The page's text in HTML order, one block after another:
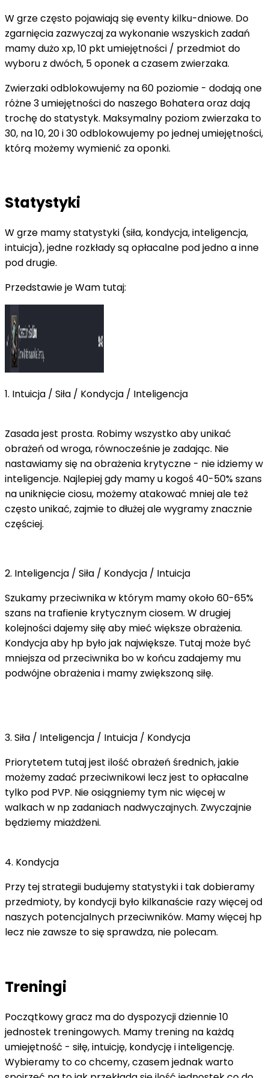
W grze często pojawiają się eventy kilku-dniowe. Do
zgarnięcia zazwyczaj za wykonanie wszyskich zadań
mamy dużo xp, 10 pkt umiejętności / przedmiot do
wyboru z dwóch, 5 oponek a czasem zwierzaka.
Zwierzaki odblokowujemy na 60 poziomie - dodają one
różne 3 umiejętności do naszego Bohatera oraz dają
trochę do statystyk. Maksymalny poziom zwierzaka to
30, na 10, 20 i 30 odblokowujemy po jednej umiejętności,
którą możemy wymienić za oponki.
Statystyki
W grze mamy statystyki (siła, kondycja, inteligencja,
intuicja), jedne rozkłady są opłacalne pod jedno a inne
pod drugie.
Przedstawie je Wam tutaj:
1. Intuicja / Siła / Kondycja / Inteligencja
Zasada jest prosta. Robimy wszystko aby unikać
obrażeń od wroga, równocześnie je zadając. Nie
nastawiamy się na obrażenia krytyczne - nie idziemy w
inteligencje. Najlepiej gdy mamy u kogoś 40-50% szans
na uniknięcie ciosu, możemy atakować mniej ale też
często unikać, zajmie to dłużej ale wygramy znacznie
częściej.
2. Inteligencja / Siła / Kondycja / Intuicja
Szukamy przeciwnika w którym mamy około 60-65%
szans na trafienie krytycznym ciosem. W drugiej
kolejności dajemy siłę aby mieć większe obrażenia.
Kondycja aby hp było jak największe. Tutaj może być
mniejsza od przeciwnika bo w końcu zadajemy mu
podwójne obrażenia i mamy zwiększoną siłę.
3. Siła / Inteligencja / Intuicja / Kondycja
Priorytetem tutaj jest ilość obrażeń średnich, jakie
możemy zadać przeciwnikowi lecz jest to opłacalne
tylko pod PVP. Nie osiągniemy tym nic więcej w
walkach w np zadaniach nadwyczajnych. Zwyczajnie
będziemy miażdżeni.
4. Kondycja
Przy tej strategii budujemy statystyki i tak dobieramy
przedmioty, by kondycji było kilkanaście razy więcej od
naszych potencjalnych przeciwników. Mamy więcej hp
lecz nie zawsze to się sprawdza, nie polecam.
Treningi
Początkowy gracz ma do dyspozycji dziennie 10
jednostek treningowych. Mamy trening na każdą
umiejętność - siłę, intuicję, kondycję i inteligencję.
Wybieramy to co chcemy, czasem jednak warto